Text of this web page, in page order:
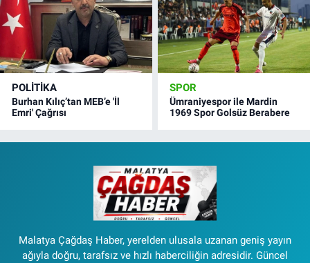
POLITIKA
Burhan Kılıç’tan MEB’e 'İl
Emri' Çağrısı
SPOR
Ümraniyespor ile Mardin
1969 Spor Golsüz Berabere
Malatya Çağdaş Haber, yerelden ulusala uzanan geniş yayın
ağıyla doğru, tarafsız ve hızlı haberciliğin adresidir. Güncel